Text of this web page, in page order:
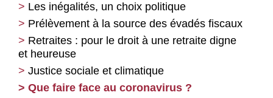
Les inégalités, un choix politique
Prélèvement à la source des évadés fiscaux
Retraites : pour le droit à une retraite digne
et heureuse
Justice sociale et climatique
Que faire face au coronavirus ?